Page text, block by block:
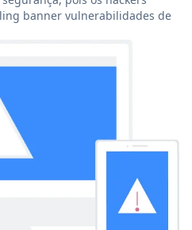
banner vulnerabilidades de